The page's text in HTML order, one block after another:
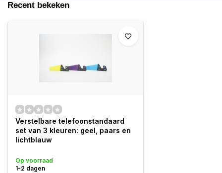
Recent bekeken
Verstelbare telefoonstandaard
set van 3 kleuren: geel, paars en
lichtblauw
Op voorraad
1-2 dagen